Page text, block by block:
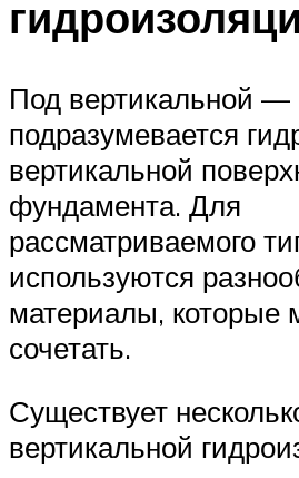
Под вертикальной —
подразумевается
вертикальной
фундамента. Для
рассматриваемого
используются
материалы, которые
сочетать.
Существует
вертикальной